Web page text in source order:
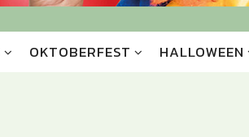
OKTOBERFEST HALLOWEEN